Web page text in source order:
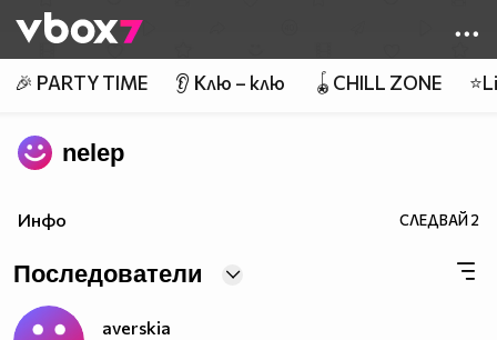
👾
🎉 PARTY TIME 👂 Клю – клю 🪀CHILL ZONE
nelep
Инфо СЛЕДВАЙ2
Последователи
averskia